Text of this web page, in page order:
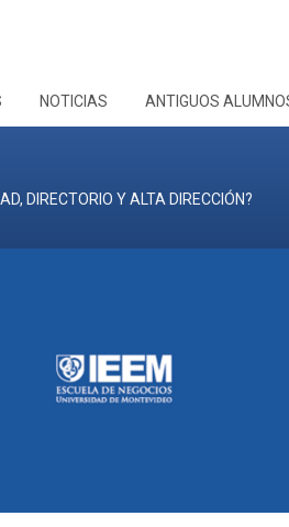
NOTICIAS ANTIGUOS
DIRECTORIO Y ALTA DIRECCIÓN?